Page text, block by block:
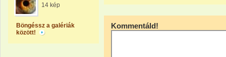
14 kép
Böngéssz a galériák
között!
Kommentáld!